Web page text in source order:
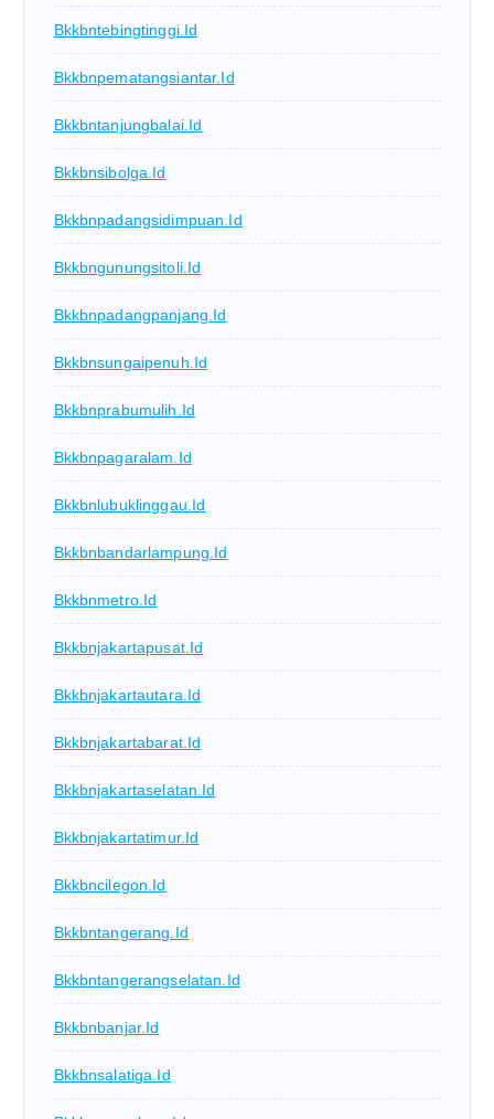
Bkkbntebingtinggi.id
Bkkbnpematangsiantar.id
Bkkbntanjungbalai.id
Bkkbnsibolga.id
Bkkbnpadangsidimpuan.id
Bkkbngunungsitoli.id
Bkkbnpadangpanjang.id
Bkkbnsungaipenuh.id
Bkkbnprabumulih.id
Bkkbnpagaralam.id
Bkkbnlubuklinggau.id
Bkkbnbandarlampung.id
Bkkbnmetro.id
Bkkbnjakartapusat.id
Bkkbnjakartautara.id
Bkkbnjakartabarat.id
Bkkbnjakartaselatan.id
Bkkbnjakartatimur.id
Bkkbncilegon.id
Bkkbntangerang.id
Bkkbntangerangselatan.id
Bkkbnbanjar.id
Bkkbnsalatiga.id